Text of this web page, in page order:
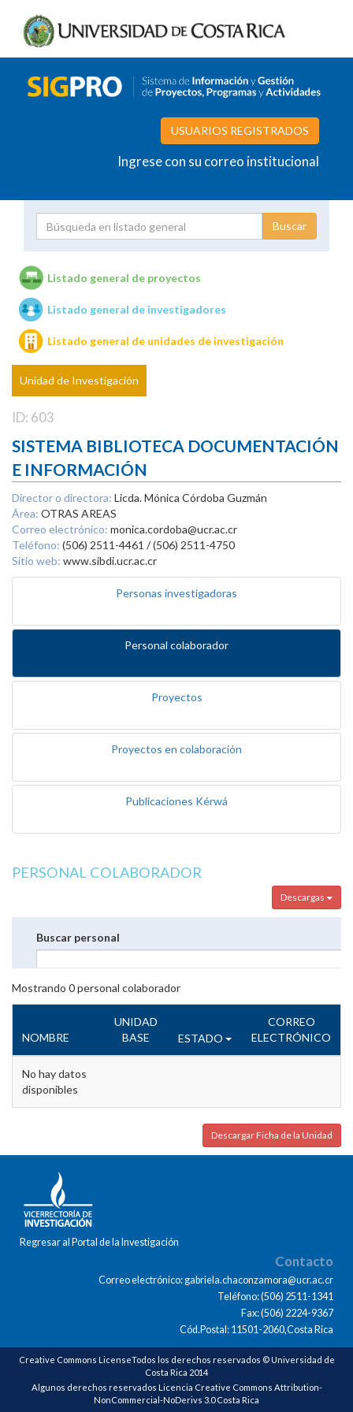
USUARIOS REGISTRADOS
Ingrese con su correo institucional
Unidades de investigación
Listado general de proyectos
Listado general de investigadores
Listado general de unidades de investigación
Unidad de Investigación
ID: 603
SISTEMA BIBLIOTECA DOCUMENTACIÓN
E INFORMACIÓN
Director o directora: Licda. Mónica Córdoba Guzmán
Área: OTRAS AREAS
Correo electrónico: monica.cordoba@ucr.ac.cr
Teléfono: (506) 2511-4461 / (506) 2511-4750
Sitio web: www.sibdi.ucr.ac.cr
Personas investigadoras
Personal colaborador
Proyectos
Proyectos en colaboración
Publicaciones Kérwá
PERSONAL COLABORADOR
Descargas
Buscar personal
Mostrando 0personal colaborador
NOMBRE
UNIDAD
BASE
ESTADO
CORREO
ELECTRÓNICO
No hay datos
disponibles
Descargar Ficha de la Unidad
Regresar al Portal de la Investigación
Contacto
Correo electrónico: gabriela.chaconzamora@ucr.ac.cr
Teléfono: (506) 2511-1341
Fax: (506) 2224-9367
Cód.Postal: 11501-2060,Costa Rica
Creative Commons LicenseTodos los derechos reservados © Universidad de
Costa Rica 2014
Algunos derechos reservados Licencia Creative Commons Attribution-
NonCommercial-NoDerivs 3.0 Costa Rica